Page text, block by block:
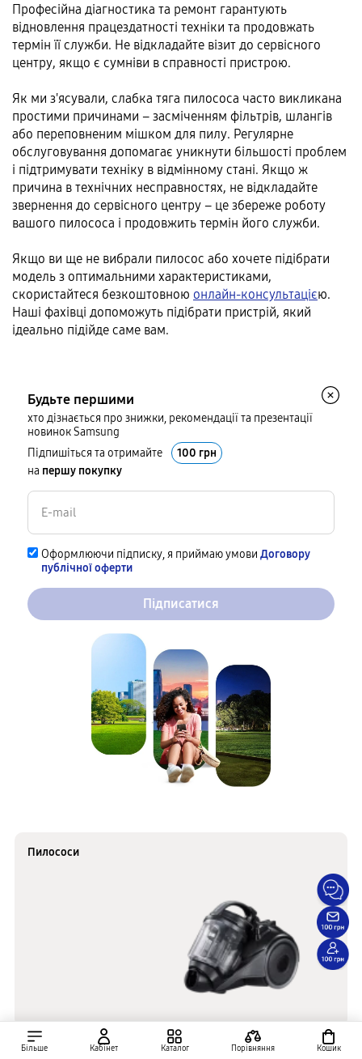
Професійна діагностика та ремонт гарантують
відновлення працездатності техніки та продовжать
термін її служби. Не відкладайте візит до сервісного
центру, якщо є сумніви в справності пристрою.
Як ми з'ясували, слабка тяга пилососа часто викликана
простими причинами – засміченням фільтрів, шлангів
або переповненим мішком для пилу. Регулярне
обслуговування допомагає уникнути більшості проблем
і підтримувати техніку в відмінному стані. Якщо ж
причина в технічних несправностях, не відкладайте
звернення до сервісного центру – це збереже роботу
вашого пилососа і продовжить термін його служби.
Якщо ви ще не вибрали пилосос або хочете підібрати
модель з оптимальними характеристиками,
скористайтеся безкоштовною онлайн-консультацією.
Наші фахівці допоможуть підібрати пристрій, який
ідеально підійде саме вам.
Будьте першими
хто дізнається про знижки, рекомендації та презентації
новинок Samsung
Підпишіться та отримайте
100 грн
на першу покупку
Оформлюючи підписку, я приймаю умови Договору
публічної оферти
Підписатися
Пилососи
Більше Кабінет Каталог Порівняння Кошик